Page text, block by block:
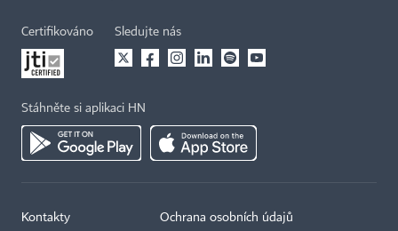
Certifikováno Sledujte nás
Stáhněte si aplikaci HN
Kontakty Ochrana osobních údajů